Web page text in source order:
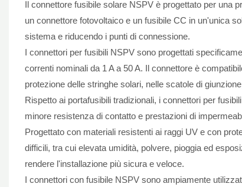
Il connettore fusibile solare NSPV è progettato per una
un connettore fotovoltaico e un fusibile CC in un'unica
sistema e riducendo i punti di connessione.
I connettori per fusibili NSPV sono progettati
correnti nominali da 1 A a 50 A. Il connettore è
protezione delle stringhe solari, nelle scatole di
Rispetto ai portafusibili tradizionali, i connettori per
minore resistenza di contatto e prestazioni di
Progettato con materiali resistenti ai raggi UV e con
difficili, tra cui elevata umidità, polvere, pioggia ed
rendere l'installazione più sicura e veloce.
I connettori con fusibile NSPV sono ampiamente